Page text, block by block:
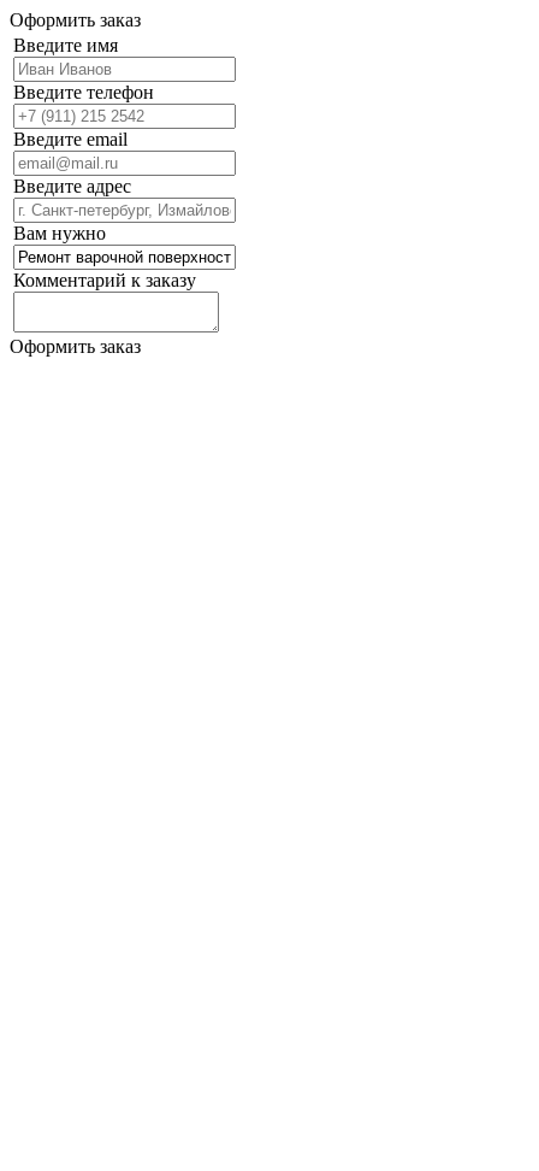
Оформить заказ
Введите имя
Введите телефон
Введите email
Введите адрес
Вам нужно
Комментарий к заказу
Оформить заказ